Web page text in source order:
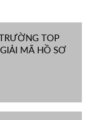
TOP
MÃ HỒ SƠ